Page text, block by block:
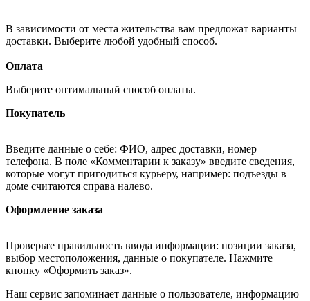
В зависимости от места жительства вам предложат варианты
доставки. Выберите любой удобный способ.
Оплата
Выберите оптимальный способ оплаты.
Покупатель
Введите данные о себе: ФИО, адрес доставки, номер
телефона. В поле «Комментарии к заказу» введите сведения,
которые могут пригодиться курьеру, например: подъезды в
доме считаются справа налево.
Оформление заказа
Проверьте правильность ввода информации: позиции заказа,
выбор местоположения, данные о покупателе. Нажмите
кнопку «Оформить заказ».
Наш сервис запоминает данные о пользователе, информацию